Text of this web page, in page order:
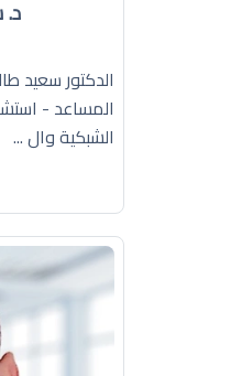
الدكتور سعيد
المساعد -
الشبكية وال ...